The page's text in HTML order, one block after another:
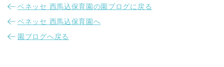
ベネッセ 西馬込保育園の園ブログに戻る
ベネッセ 西馬込保育園へ
園ブログへ戻る